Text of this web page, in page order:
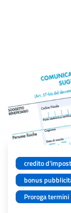
credito
bonus
Proroga termini